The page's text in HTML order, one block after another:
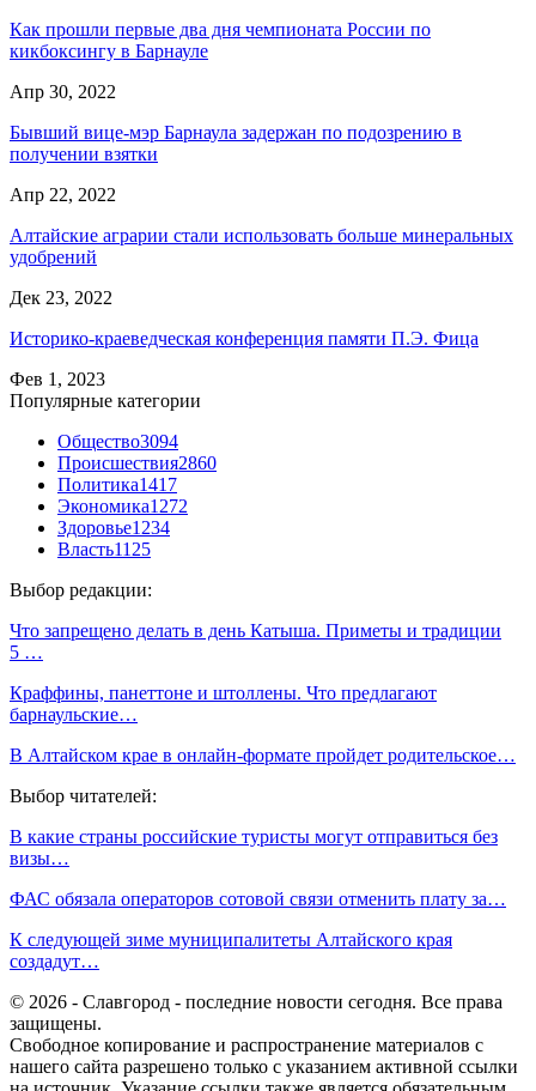
Как прошли первые два дня чемпионата России по
кикбоксингу в Барнауле
Апр 30, 2022
Бывший вице-мэр Барнаула задержан по подозрению в
получении взятки
Апр 22, 2022
Алтайские аграрии стали использовать больше минеральных
удобрений
Дек 23, 2022
Историко-краеведческая конференция памяти П.Э. Фица
Фев 1, 2023
Популярные категории
Общество3094
Происшествия2860
Политика1417
Экономика1272
Здоровье1234
Власть1125
Выбор редакции:
Что запрещено делать в день Катыша. Приметы и традиции
5 …
Краффины, панеттоне и штоллены. Что предлагают
барнаульские…
В Алтайском крае в онлайн-формате пройдет родительское…
Выбор читателей:
В какие страны российские туристы могут отправиться без
визы…
ФАС обязала операторов сотовой связи отменить плату за…
К следующей зиме муниципалитеты Алтайского края
создадут…
© 2026 - Славгород - последние новости сегодня. Все права
защищены.
Свободное копирование и распространение материалов с
нашего сайта разрешено только с указанием активной ссылки